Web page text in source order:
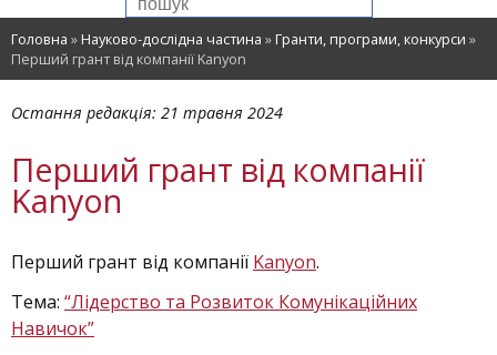
Головна »Науково-дослідна частина »Гранти, програми, конкурси »
Перший грант від компанії Kanyon
Остання редакція: 21 травня 2024
Перший грант від компанії
Kanyon
Перший грант від компанії Kanyon.
Тема: “Лідерство та Розвиток Комунікаційних
Навичок”